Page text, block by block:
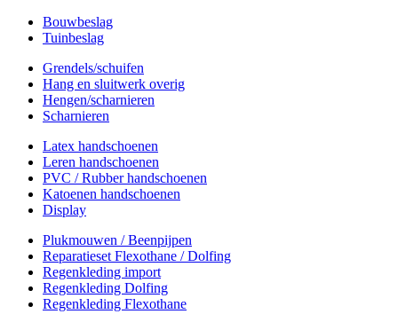
Bouwbeslag
Tuinbeslag
Grendels/schuifen
Hang en sluitwerk overig
Hengen/scharnieren
Scharnieren
Latex handschoenen
Leren handschoenen
PVC / Rubber handschoenen
Katoenen handschoenen
Display
Plukmouwen / Beenpijpen
Reparatieset Flexothane / Dolfing
Regenkleding import
Regenkleding Dolfing
Regenkleding Flexothane